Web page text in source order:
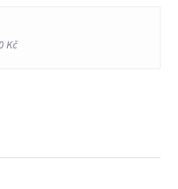
Kč